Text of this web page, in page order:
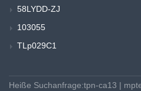
58LYDD-ZJ
103055
TLp029C1
Heiße Suchanfrage:tpn-ca13 |